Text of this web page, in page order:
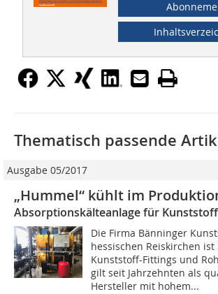
Thematisch passende
Ausgabe 05/2017
„Hummel“ kühlt im
Absorptionskälteanlage für
Die Firma Bänninger
hessischen Reiskirchen
Kunststoff-Fittings und
gilt seit Jahrzehnten als
Hersteller mit hohem...